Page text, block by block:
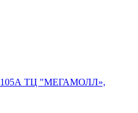
105А ТЦ "МЕГАМОЛЛ»,